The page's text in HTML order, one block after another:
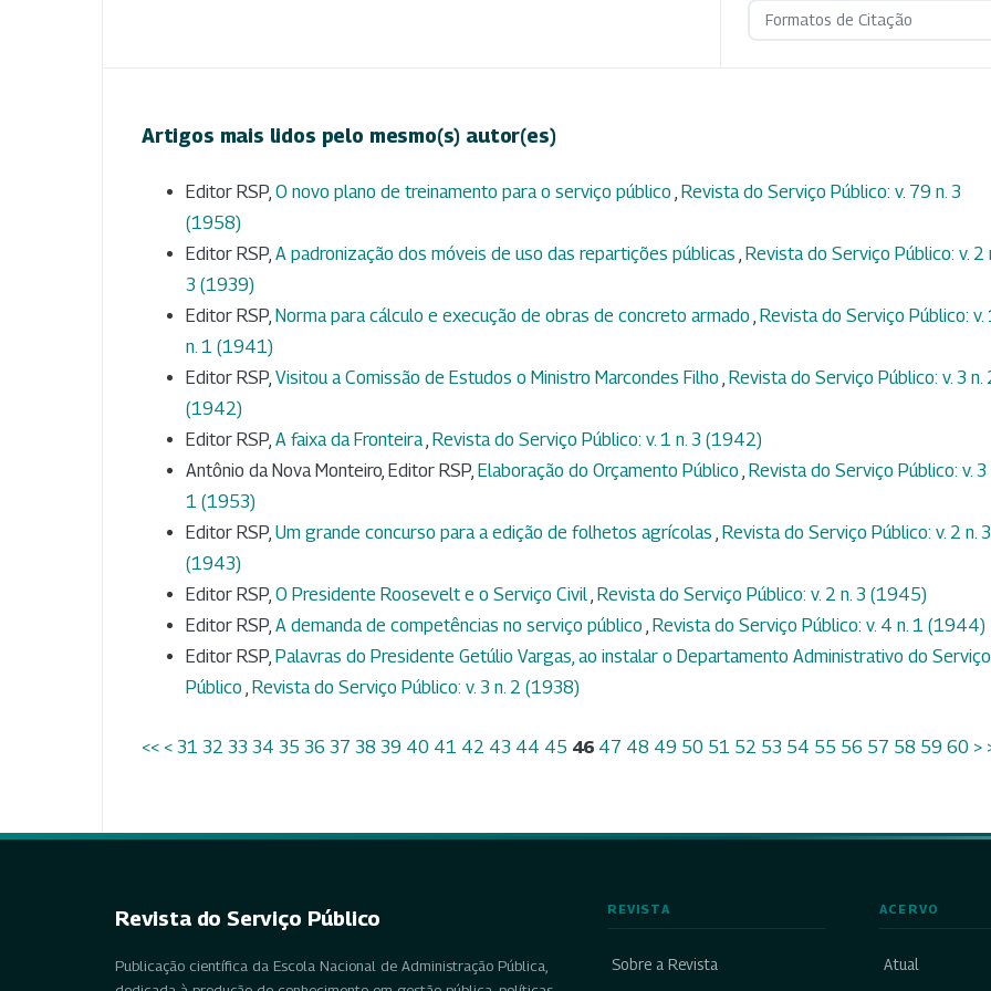
Formatos de Citação
Artigos mais lidos pelo mesmo(s) autor(es)
Editor RSP, O novo plano de treinamento para o serviço público , Revista do Serviço Público: v. 79 n. 3
(1958)
Editor RSP, A padronização dos móveis de uso das repartições públicas , Revista do Serviço Público: v. 2
3 (1939)
Editor RSP, Norma para cálculo e execução de obras de concreto armado , Revista do Serviço Público: v.
n. 1 (1941)
Editor RSP, Visitou a Comissão de Estudos o Ministro Marcondes Filho , Revista do Serviço Público: v. 3 n.
(1942)
Editor RSP, A faixa da Fronteira, Revista do Serviço Público: v. 1 n. 3 (1942)
Antônio da Nova Monteiro, Editor RSP, Elaboração do Orçamento Público , Revista do Serviço Público: v. 3
1 (1953)
Editor RSP, Um grande concurso para a edição de folhetos agrícolas , Revista do Serviço Público: v. 2 n. 3
(1943)
Editor RSP, O Presidente Roosevelt e o Serviço Civil, Revista do Serviço Público: v. 2 n. 3 (1945)
Editor RSP, A demanda de competências no serviço público , Revista do Serviço Público: v. 4 n. 1 (1944)
Editor RSP, Palavras do Presidente Getúlio Vargas, ao instalar o Departamento Administrativo do Serviço
Público , Revista do Serviço Público: v. 3 n. 2 (1938)
<< < 31 32 33 34 35 36 37 38 39 40 41 42 43 44 45 46 47 48 49 50 51 52 53 54 55 56 57 58 59 60 >
Revista do Serviço Público
Publicação científica da Escola Nacional de Administração Pública,
REVISTA
Sobre a Revista
ACERVO
Atual